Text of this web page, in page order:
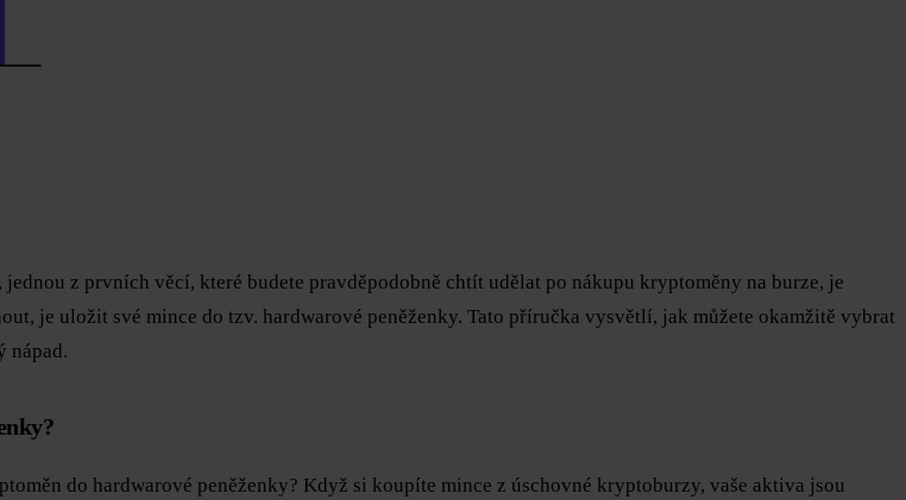
z prvních věcí, které budete pravděpodobně chtít udělat po nákupu kryptoměny na burze, je
je uložit své mince do tzv. hardwarové peněženky. Tato příručka vysvětlí, jak můžete okamžitě vybrat
nápad.
do hardwarové peněženky? Když si koupíte mince z úschovné kryptoburzy, vaše aktiva jsou